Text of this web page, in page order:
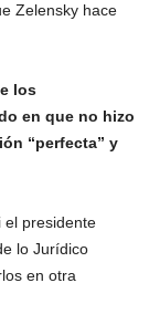
Zelensky hace
los
en que no hizo
“perfecta” y
el presidente
lo Jurídico
en otra